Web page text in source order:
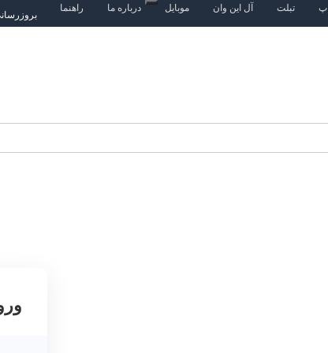
تبلت آل این وان موبایل درباره ما راهنما
بروزرسانی: